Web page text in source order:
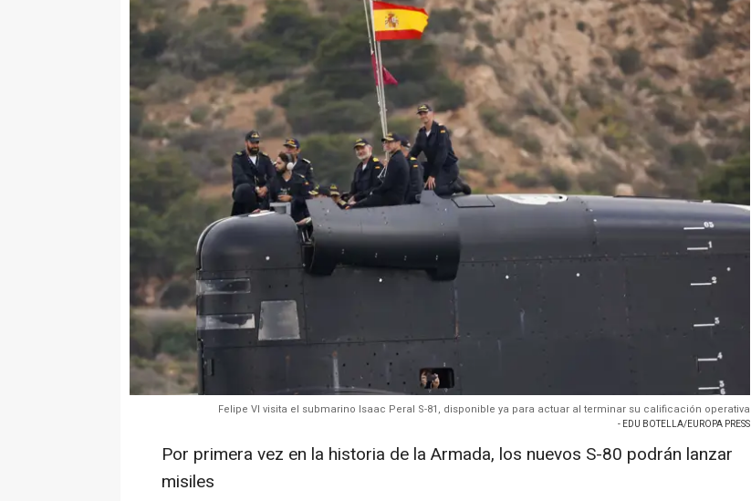
Felipe VI visita el submarino Isaac Peral S-81, disponible ya para actuar al terminar su calificación operativa
- EDU BOTELLA/EUROPA PRESS
Por primera vez en la historia de la Armada, los nuevos S-80 podrán lanzar
misiles